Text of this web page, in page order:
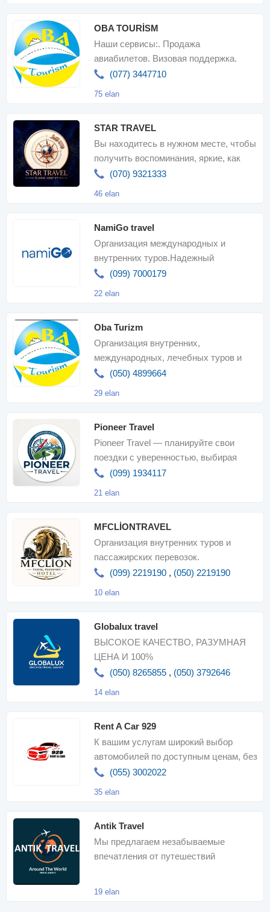
OBA TOURİSM
Наши сервисы:. Продажа
авиабилетов. Визовая поддержка.
Транспортные услуги. Посещение
(077) 3447710
75 elan
STAR TRAVEL
Вы находитесь в нужном месте, чтобы
получить воспоминания, яркие, как
звезды. С Star Travel каждое
(070) 9321333
46 elan
NamiGo travel
Организация международных и
внутренних туров.Надежный
партнер.Мы к вашим услугам для
(099) 7000179
22 elan
Oba Turizm
Организация внутренних,
международных, лечебных туров и
незабываемых путешествий по
(050) 4899664
29 elan
Pioneer Travel
Pioneer Travel — планируйте свои
поездки с уверенностью, выбирая
внутренние туры на любой бюджет,
(099) 1934117
21 elan
MFCLİONTRAVEL
Организация внутренних туров и
пассажирских перевозок.
Бронирование отелей, авиабилетов
(099) 2219190 , (050) 2219190
10 elan
Globalux travel
ВЫСОКОЕ КАЧЕСТВО, РАЗУМНАЯ
ЦЕНА И 100%
УДОВЛЕТВОРЕННОСТЬ КЛИЕНТОВ!
(050) 8265855 , (050) 3792646
14 elan
Rent A Car 929
К вашим услугам широкий выбор
автомобилей по доступным ценам, без
залога, быстрый и удобный процесс
(055) 3002022
35 elan
Antik Travel
Мы предлагаем незабываемые
впечатления от путешествий
19 elan